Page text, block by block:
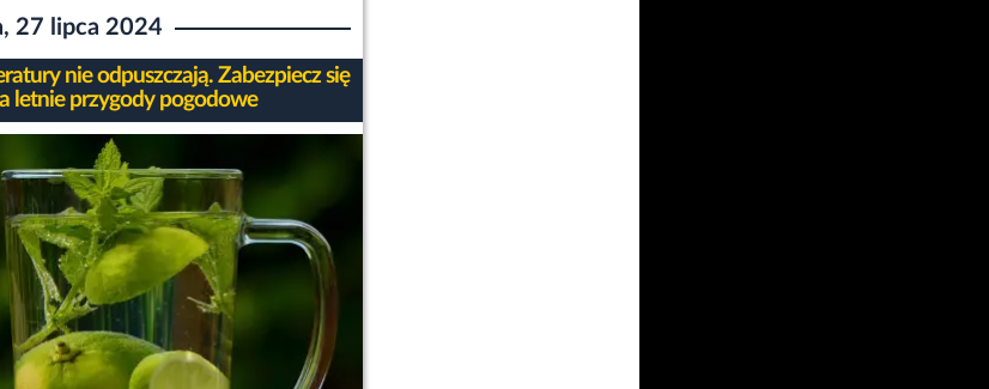
27 lipca 2024
nie odpuszczają. Zabezpiecz się
letnie przygody pogodowe